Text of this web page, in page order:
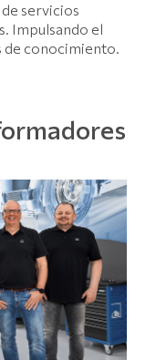
servicios
Impulsando el
de conocimiento.